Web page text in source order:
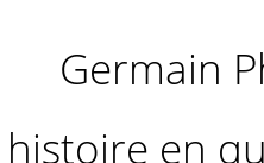
Germain
histoire en